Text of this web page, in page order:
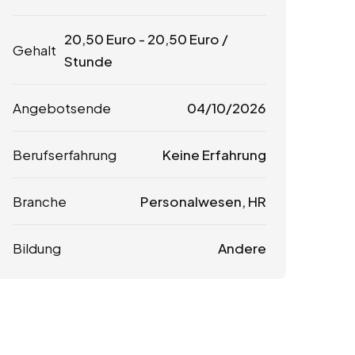
Gehalt
20,50 Euro - 20,50 Euro /
Stunde
Angebotsende 04/10/2026
Berufserfahrung Keine Erfahrung
Branche Personalwesen, HR
Bildung Andere